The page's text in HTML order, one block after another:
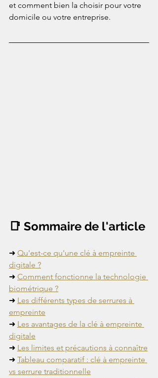
et comment bien la choisir pour votre
domicile ou votre entreprise.
📑 Sommaire de l'article
➜ Qu'est-ce qu'une clé à empreinte
digitale ?
➜ Comment fonctionne la technologie
biométrique ?
➜ Les différents types de serrures à
empreinte
➜ Les avantages de la clé à empreinte
digitale
➜ Les limites et précautions à connaître
➜ Tableau comparatif : clé à empreinte
vs serrure traditionnelle